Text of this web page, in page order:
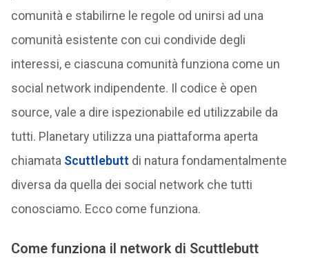
comunità e stabilirne le regole od unirsi ad una
comunità esistente con cui condivide degli
interessi, e ciascuna comunità funziona come un
social network indipendente. Il codice è open
source, vale a dire ispezionabile ed utilizzabile da
tutti. Planetary utilizza una piattaforma aperta
chiamata Scuttlebutt di natura fondamentalmente
diversa da quella dei social network che tutti
conosciamo. Ecco come funziona.
Come funziona il network di Scuttlebutt